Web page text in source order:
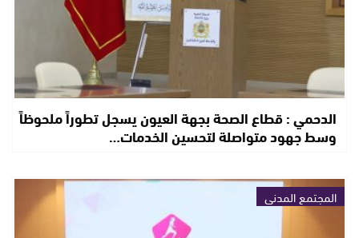
الدحمي : قطاع الصحة بجهة العيون يسجل تطوراً ملحوظاً
وسط جهود متواصلة لتحسين الخدمات…
المجتمع المدني